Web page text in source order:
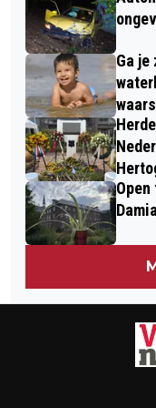
Ga